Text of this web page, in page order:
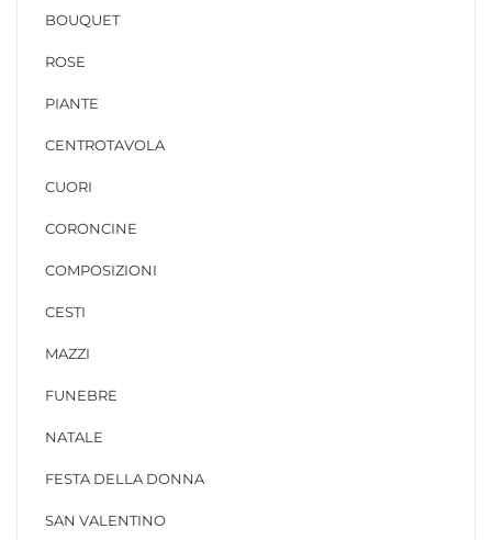
BOUQUET
ROSE
PIANTE
CENTROTAVOLA
CUORI
CORONCINE
COMPOSIZIONI
CESTI
MAZZI
FUNEBRE
NATALE
FESTA DELLA DONNA
SAN VALENTINO